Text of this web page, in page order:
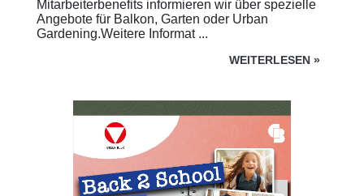
Mitarbeiterbenefits informieren wir über spezielle
Angebote für Balkon, Garten oder Urban
Gardening.Weitere Informat ...
WEITERLESEN »